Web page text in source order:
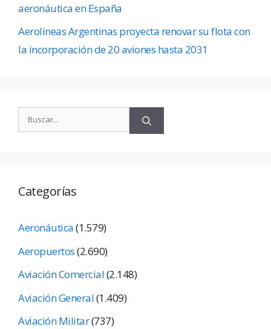
aeronáutica en España
Aerolíneas Argentinas proyecta renovar su flota con
la incorporación de 20 aviones hasta 2031
Categorías
Aeronáutica(1.579)
Aeropuertos(2.690)
Aviación Comercial(2.148)
Aviación General(1.409)
Aviación Militar(737)